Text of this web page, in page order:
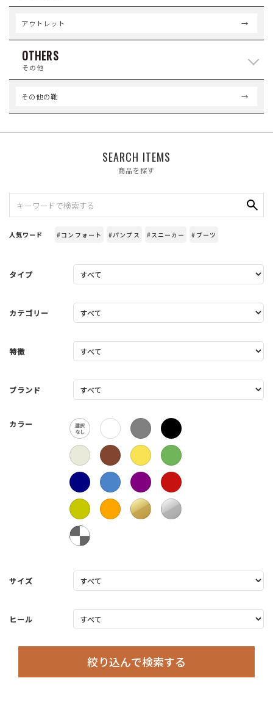
アウトレット
OTHERS
その他
その他の靴
SEARCH ITEMS
商品を探す
人気ワード #コンフォート #パンプス #スニーカー #ブーツ
タイプ
カテゴリー
特徴
ブランド
カラー
サイズ
ヒール
絞り込んで検索する